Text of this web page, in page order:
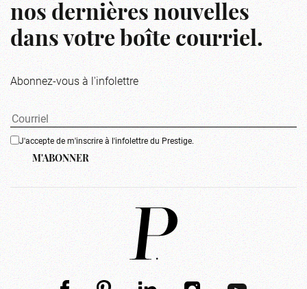
nos dernières nouvelles
dans votre boîte courriel.
Abonnez-vous à l'infolettre
J'accepte de m'inscrire à l'infolettre du Prestige.
M'ABONNER